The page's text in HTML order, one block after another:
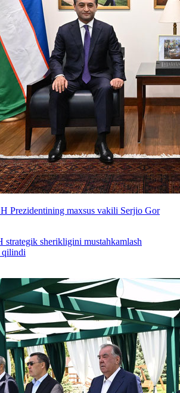
Prezidentining maxsus vakili Serjio Gor
strategik sherikligini mustahkamlash
qilindi